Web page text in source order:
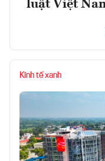
luật Việt
Kinh tế xanh